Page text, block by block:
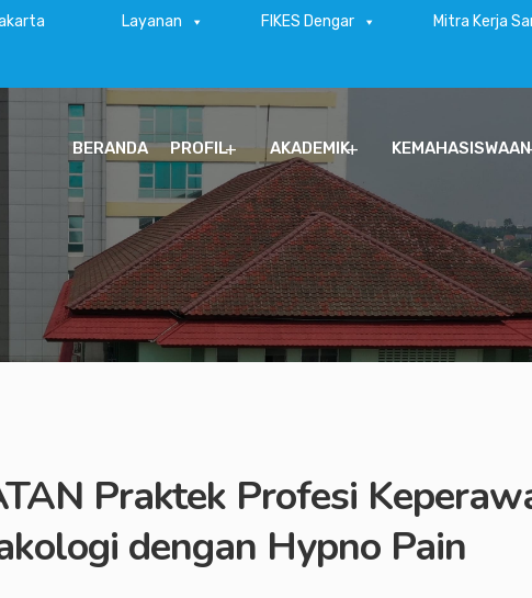
Layanan FIKES Dengar Mitra Kerja
BERANDA PROFIL AKADEMIK KEMAHASISWAAN
Praktek Profesi
dengan Hypno Pain